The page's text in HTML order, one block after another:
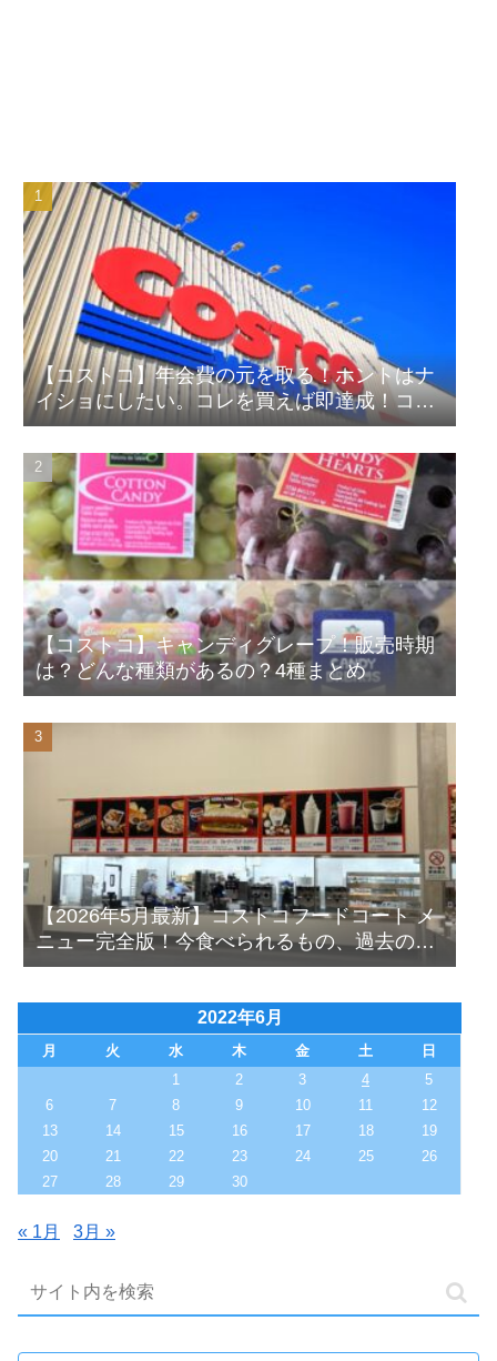
【コストコ】年会費の元を取る！ホントはナ
イショにしたい。コレを買えば即達成！コス
パ良しランキング！
【コストコ】キャンディグレープ！販売時期
は？どんな種類があるの？4種まとめ
【2026年5月最新】コストコフードコート メ
ニュー完全版！今食べられるもの、過去の人
気メニューも写真付きで徹底解説！
2022年6月
月 火 水 木 金 土
日
1
2 3 4
5
6
7 8 9 10 11
12
13
14 15 16 17 18
19
20
21 22 23 24 25
26
27
28 29 30
« 1月 3月 »